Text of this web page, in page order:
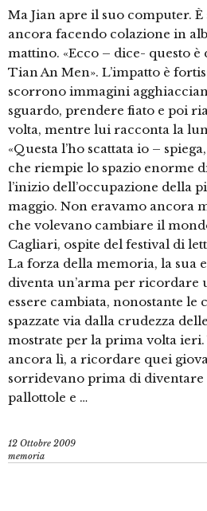
Ma Jian apre il suo computer. È
ancora facendo colazione in
mattino. «Ecco – dice- questo è
Tian An Men». L’impatto è
scorrono immagini
sguardo, prendere fiato e poi
volta, mentre lui racconta la
«Questa l’ho scattata io –
che riempie lo spazio enorme
l’inizio dell’occupazione della
maggio. Non eravamo ancora
che volevano cambiare il
Cagliari, ospite del festival di
La forza della memoria, la sua
diventa un’arma per ricordare
essere cambiata, nonostante
spazzate via dalla crudezza
mostrate per la prima volta ieri.
ancora lì, a ricordare quei
sorridevano prima di diventare
pallottole e …
12 Ottobre 2009
memoria